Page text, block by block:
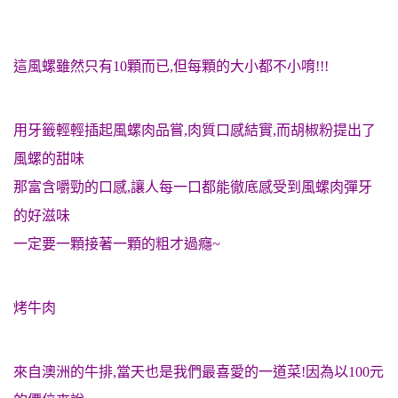
這風螺雖然只有10顆而已,但每顆的大小都不小唷!!!
用牙籤輕輕插起風螺肉品嘗,肉質口感結實,而胡椒粉提出了
風螺的甜味
那富含嚼勁的口感,讓人每一口都能徹底感受到風螺肉彈牙
的好滋味
一定要一顆接著一顆的粗才過癮~
烤牛肉
來自澳洲的牛排,當天也是我們最喜愛的一道菜!因為以100元